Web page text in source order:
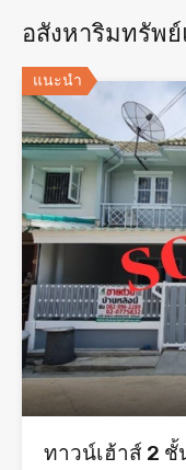
อสังหาริมทรัพ
แนะนำ
ทาวน์เฮ้าส์ 2